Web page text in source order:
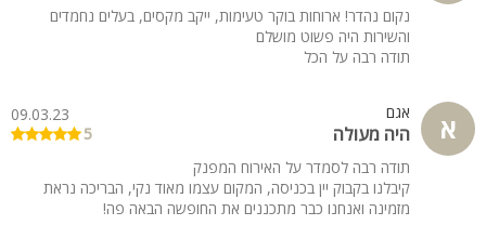
נקום נהדר! ארוחות בוקר טעימות, ייקב מקסים, בעלים נחמדים
והשירות היה פשוט מושלם
תודה רבה על הכל
א אגם
היה מעולה
09.03.23
5
תודה רבה לסמדר על האירוח המפנק
קיבלנו בקבוק יין בכניסה, המקום עצמו מאוד נקי, הבריכה נראת
מזמינה ואנחנו כבר מתכננים את החופשה הבאה פה!